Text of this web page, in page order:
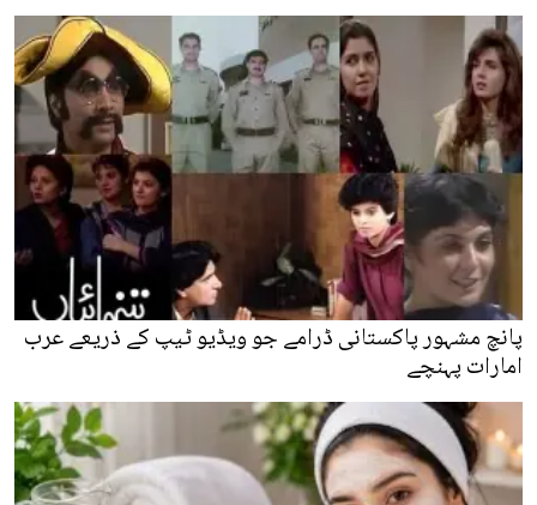
پانچ مشہور پاکستانی ڈرامے جو ویڈیو ٹیپ کے ذریعے عرب
امارات پہنچے